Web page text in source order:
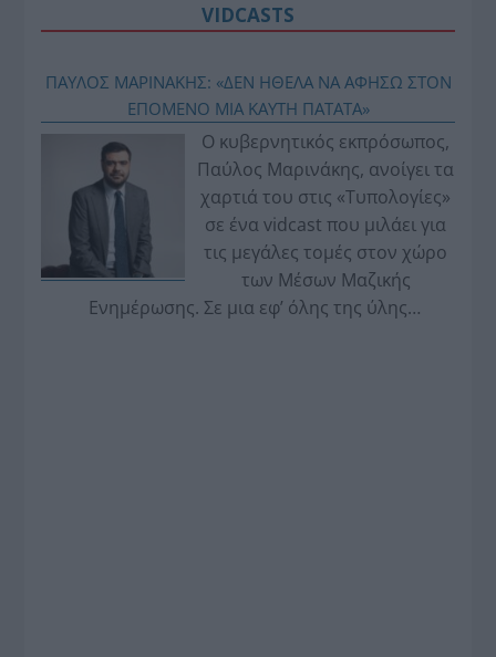
VIDCASTS
ΠΑΥΛΟΣ ΜΑΡΙΝΑΚΗΣ: «ΔΕΝ ΗΘΕΛΑ ΝΑ ΑΦΗΣΩ ΣΤΟΝ
ΕΠΟΜΕΝΟ ΜΙΑ ΚΑΥΤΗ ΠΑΤΑΤΑ»
Ο κυβερνητικός εκπρόσωπος,
Παύλος Μαρινάκης, ανοίγει τα
χαρτιά του στις «Τυπολογίες»
σε ένα vidcast που μιλάει για
τις μεγάλες τομές στον χώρο
των Μέσων Μαζικής
Ενημέρωσης. Σε μια εφ’ όλης της ύλης